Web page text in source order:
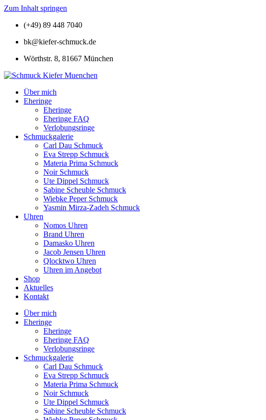
Zum Inhalt springen
(+49) 89 448 7040
bk@kiefer-schmuck.de
Wörthstr. 8, 81667 München
Über mich
Eheringe
Eheringe
Eheringe FAQ
Verlobungsringe
Schmuckgalerie
Carl Dau Schmuck
Eva Strepp Schmuck
Materia Prima Schmuck
Noir Schmuck
Ute Dippel Schmuck
Sabine Scheuble Schmuck
Wiebke Peper Schmuck
Yasmin Mirza-Zadeh Schmuck
Uhren
Nomos Uhren
Brand Uhren
Damasko Uhren
Jacob Jensen Uhren
Qlocktwo Uhren
Uhren im Angebot
Shop
Aktuelles
Kontakt
Über mich
Eheringe
Eheringe
Eheringe FAQ
Verlobungsringe
Schmuckgalerie
Carl Dau Schmuck
Eva Strepp Schmuck
Materia Prima Schmuck
Noir Schmuck
Ute Dippel Schmuck
Sabine Scheuble Schmuck